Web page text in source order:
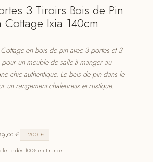
3 Tiroirs Bois de Pin
Ixia 140cm
en bois de pin avec 3 portes et 3
un meuble de salle à manger au
chic authentique. Le bois de pin dans le
un rangement chaleureux et rustique.
€ −200 €
dès 100€ en France